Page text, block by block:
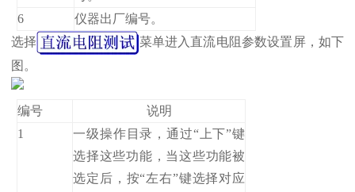
6
仪器出厂编号。
选择
菜单进入直流电阻参数设置屏，如下
图。
编号
说明
1
一级操作目录，通过“上下”键
选择这些功能，当这些功能被
选定后，按“左右”键选择对应